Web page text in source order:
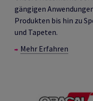
gängigen
Produkten bis hin zu
und Tapeten.
Mehr Erfahren